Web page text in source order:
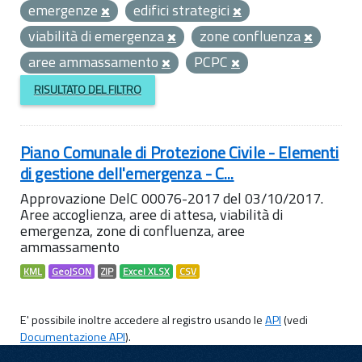
emergenze
edifici strategici
viabilità di emergenza
zone confluenza
aree ammassamento
PCPC
RISULTATO DEL FILTRO
Piano Comunale di Protezione Civile - Elementi
di gestione dell'emergenza - C...
Approvazione DelC 00076-2017 del 03/10/2017.
Aree accoglienza, aree di attesa, viabilità di
emergenza, zone di confluenza, aree
ammassamento
KML GeoJSON ZIP Excel XLSX CSV
E' possibile inoltre accedere al registro usando leAPI(vedi
Documentazione API).